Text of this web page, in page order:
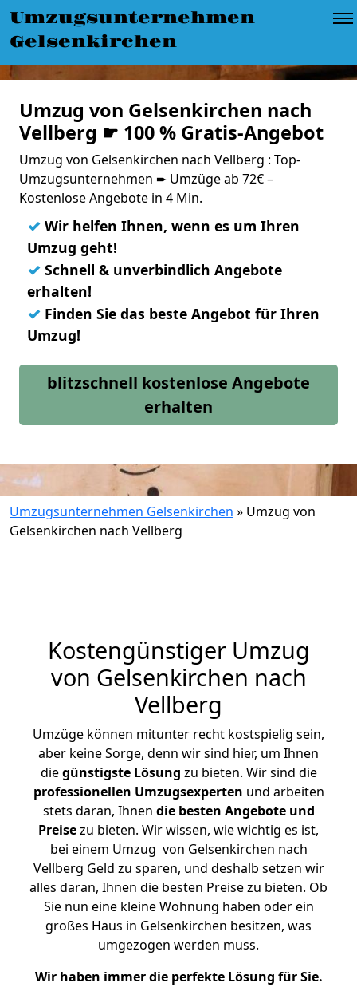
Umzugsunternehmen
Gelsenkirchen
Umzug von Gelsenkirchen nach
Vellberg ☛ 100 % Gratis-Angebot
Umzug von Gelsenkirchen nach Vellberg : Top-
Umzugsunternehmen ➨ Umzüge ab 72€ –
Kostenlose Angebote in 4 Min.
✓ Wir helfen Ihnen, wenn es um Ihren
Umzug geht!
✓ Schnell & unverbindlich Angebote
erhalten!
✓ Finden Sie das beste Angebot für Ihren
Umzug!
blitzschnell kostenlose Angebote
erhalten
Umzugsunternehmen Gelsenkirchen » Umzug von
Gelsenkirchen nach Vellberg
Kostengünstiger Umzug
von Gelsenkirchen nach
Vellberg
Umzüge können mitunter recht kostspielig sein,
aber keine Sorge, denn wir sind hier, um Ihnen
diegünstigste Lösung zu bieten. Wir sind die
professionellen Umzugsexperten und arbeiten
stets daran, Ihnen die besten Angebote und
Preisezu bieten. Wir wissen, wie wichtig es ist,
bei einem Umzug von Gelsenkirchen nach
Vellberg Geld zu sparen, und deshalb setzen wir
alles daran, Ihnen die besten Preise zu bieten. Ob
Sie nun eine kleine Wohnung haben oder ein
großes Haus in Gelsenkirchen besitzen, was
umgezogen werden muss.
Wir haben immer die perfekte Lösung für Sie.